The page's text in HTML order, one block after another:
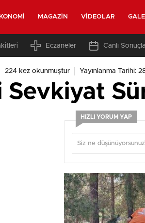
MAGAZIN VIDEOLAR
Eczaneler Canlı
224 kez okunmuştur Yayınlanma Tarihi:
Sevkiyat
HIZLI YORUM YAP